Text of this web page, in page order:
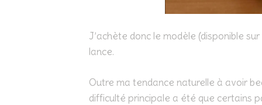
J’achète donc le modèle (disponible
lance.
Outre ma tendance naturelle à avoir
difficulté principale a été que certains